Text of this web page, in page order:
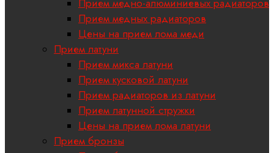
Прием медно-алюминиевых радиаторов
Прием медных радиаторов
Цены на прием лома меди
Прием латуни
Прием микса латуни
Прием кусковой латуни
Прием радиаторов из латуни
Прием латунной стружки
Цены на прием лома латуни
Прием бронзы